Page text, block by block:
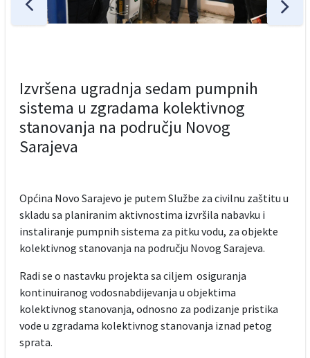
Izvršena ugradnja sedam pumpnih
sistema u zgradama kolektivnog
stanovanja na području Novog
Sarajeva
Općina Novo Sarajevo je putem Službe za civilnu zaštitu u
skladu sa planiranim aktivnostima izvršila nabavku i
instaliranje pumpnih sistema za pitku vodu, za objekte
kolektivnog stanovanja na području Novog Sarajeva.
Radi se o nastavku projekta sa ciljem osiguranja
kontinuiranog vodosnabdijevanja u objektima
kolektivnog stanovanja, odnosno za podizanje pristika
vode u zgradama kolektivnog stanovanja iznad petog
sprata.